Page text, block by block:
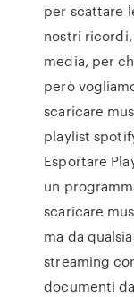
per scattare
nostri ricordi,
media, per
però
scaricare
playlist
Esportare
un
scaricare
ma da
streaming
documenti